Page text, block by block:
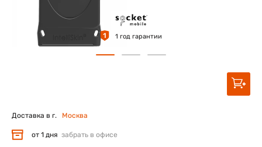
1 1 год гарантии
Доставка в г. Москва
от 1 дня забрать в офисе